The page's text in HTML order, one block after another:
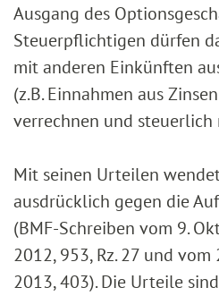
Ausgang des
Steuerpflichtigen dürfen
mit anderen Einkünften
(z.B. Einnahmen aus
verrechnen und steuerlich
Mit seinen Urteilen
ausdrücklich gegen die
(BMF-Schreiben vom 9.
2012, 953, Rz. 27 und vom
2013, 403). Die Urteile